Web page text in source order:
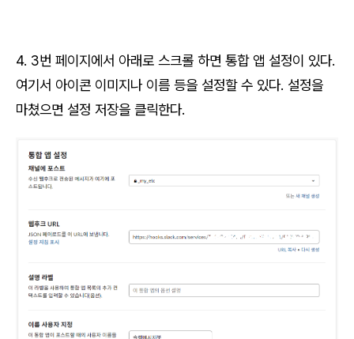
4. 3번 페이지에서 아래로 스크롤 하면 통합 앱 설정이 있다.
여기서 아이콘 이미지나 이름 등을 설정할 수 있다. 설정을
마쳤으면 설정 저장을 클릭한다.